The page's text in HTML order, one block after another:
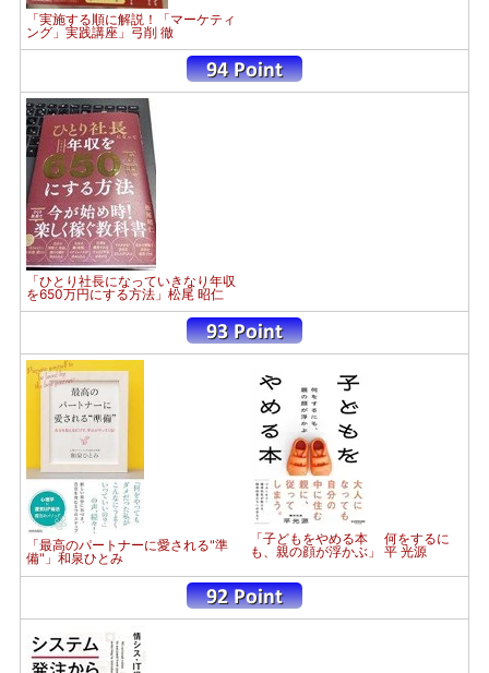
「実施する順に解説！「マーケティ
ング」実践講座」弓削 徹
「ひとり社長になっていきなり年収
を650万円にする方法」松尾 昭仁
「最高のパートナーに愛される"準
備"」和泉ひとみ
「子どもをやめる本 何をするに
も、親の顔が浮かぶ」 平 光源